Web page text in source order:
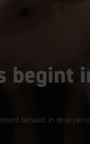
begint
behaalt. In deze